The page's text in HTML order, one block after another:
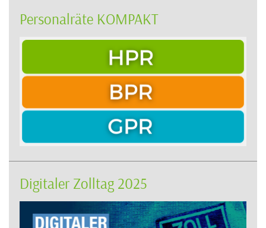
Personalräte KOMPAKT
Digitaler Zolltag 2025